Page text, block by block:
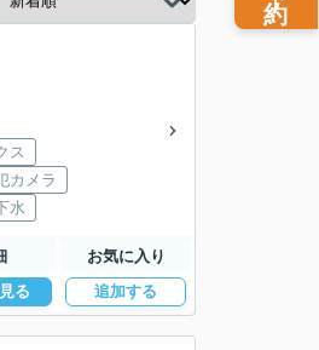
ス
カメラ
水
お気に入り
る 追加する